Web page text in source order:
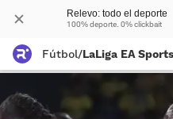
Relevo: todo el deporte
100% deporte. 0% clickbait
Fútbol/LaLiga EA Sports